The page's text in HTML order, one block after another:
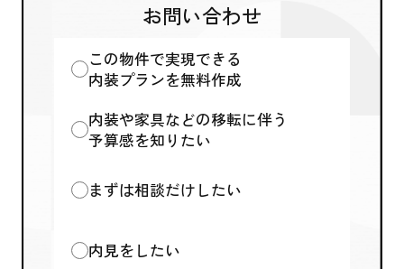
お問い合わせ
この物件で実現できる
内装プランを無料作成
内装や家具などの移転に伴う
予算感を知りたい
まずは相談だけしたい
内見をしたい